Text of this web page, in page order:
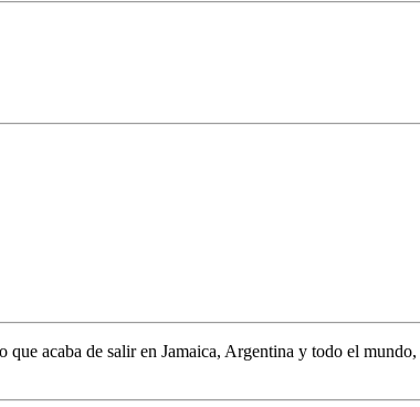
que acaba de salir en Jamaica, Argentina y todo el mundo,